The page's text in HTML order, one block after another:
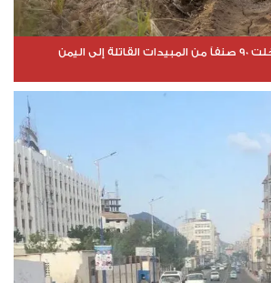
اليمن